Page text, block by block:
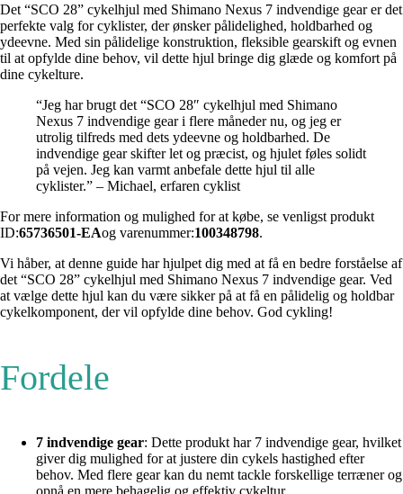
Det “SCO 28” cykelhjul med Shimano Nexus 7 indvendige gear er det
perfekte valg for cyklister, der ønsker pålidelighed, holdbarhed og
ydeevne. Med sin pålidelige konstruktion, fleksible gearskift og evnen
til at opfylde dine behov, vil dette hjul bringe dig glæde og komfort på
dine cykelture.
“Jeg har brugt det “SCO 28″ cykelhjul med Shimano
Nexus 7 indvendige gear i flere måneder nu, og jeg er
utrolig tilfreds med dets ydeevne og holdbarhed. De
indvendige gear skifter let og præcist, og hjulet føles solidt
på vejen. Jeg kan varmt anbefale dette hjul til alle
cyklister.” – Michael, erfaren cyklist
For mere information og mulighed for at købe, se venligst produkt
ID:65736501-EAog varenummer:100348798.
Vi håber, at denne guide har hjulpet dig med at få en bedre forståelse af
det “SCO 28” cykelhjul med Shimano Nexus 7 indvendige gear. Ved
at vælge dette hjul kan du være sikker på at få en pålidelig og holdbar
cykelkomponent, der vil opfylde dine behov. God cykling!
Fordele
7 indvendige gear: Dette produkt har 7 indvendige gear, hvilket
giver dig mulighed for at justere din cykels hastighed efter
behov. Med flere gear kan du nemt tackle forskellige terræner og
opnå en mere behagelig og effektiv cykeltur.